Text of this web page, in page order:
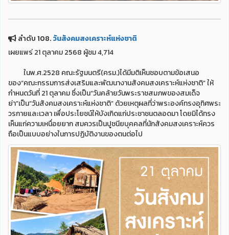
ลำดับ 108.วันสังคมสงเคราะห์แห่งชาติ
เผยแพร่ 21 ตุลาคม 2568 ผู้ชม 4,714
ในพ.ศ.2528 คณะรัฐมนตรี(ครม.)ได้มีมติเห็นชอบตามข้อเสนอ
ของ“คณะกรรมการส่งเสริมและพัฒนางานสังคมสงเคราะห์แห่งชาติ” ให้
กำหนดวันที่ 21 ตุลาคม ซึ่งเป็น“วันคล้ายวันพระราชสมภพของสมเด็จ
ย่า”เป็น“วันสังคมสงเคราะห์แห่งชาติ” ด้วยเหตุผลที่ว่าพระองค์ทรงอุทิศพระ
วรกายและเวลา เพื่อประโยชน์ให้บังเกิดแก่ประชาชนตลอดมา โดยมิได้ทรง
เห็นแก่ความเหนื่อยยาก สมควรเป็นปูชนียบุคคลที่นักสังคมสงเคราะห์ควร
ถือเป็นแบบอย่างในการปฏิบัติงานของตนต่อไป